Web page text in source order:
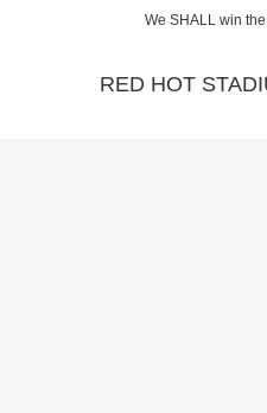
We SHALL win
RED HOT